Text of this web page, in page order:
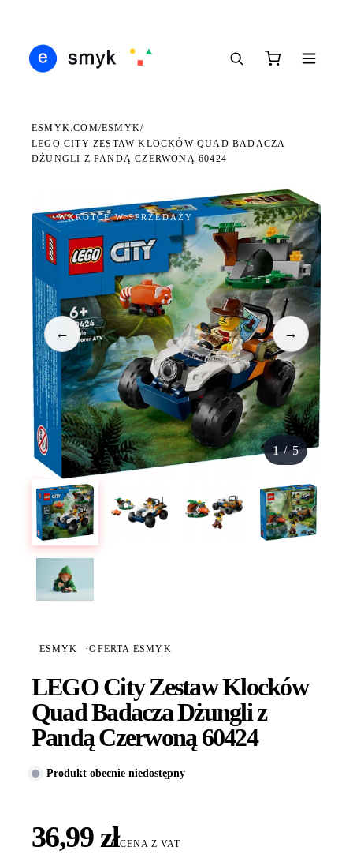
ESMYK.COM/ESMYK/
LEGO CITY ZESTAW KLOCKÓW QUAD BADACZA
DŻUNGLI Z PANDĄ CZERWONĄ 60424
WKRÓTCE W SPRZEDAŻY
← →
1/5
ESMYK ·OFERTA ESMYK
LEGO City Zestaw Klocków
Quad Badacza Dżungli z
Pandą Czerwoną 60424
Produkt obecnie niedostępny
36,99 złCENA Z VAT